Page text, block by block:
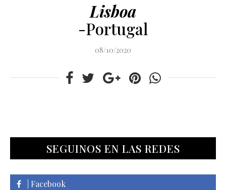
Lisboa
-Portugal
08/10/2020
SEGUINOS EN LAS REDES
| Facebook